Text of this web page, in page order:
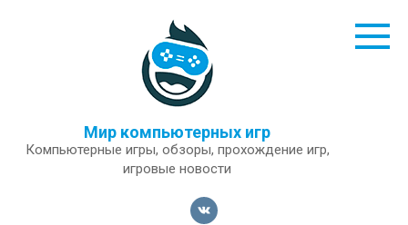
Мир компьютерных игр
Компьютерные игры, обзоры, прохождение игр,
игровые новости